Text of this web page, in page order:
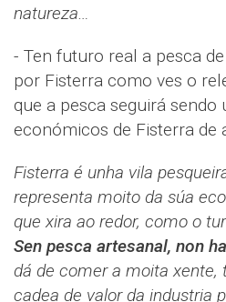
natureza…
- Ten futuro real a pesca
por Fisterra como ves o
que a pesca seguirá sendo
económicos de Fisterra de
Fisterra é unha vila
representa moito da súa
que xira ao redor, como o
Sen pesca artesanal, non
dá de comer a moita xente,
cadea de valor da industria